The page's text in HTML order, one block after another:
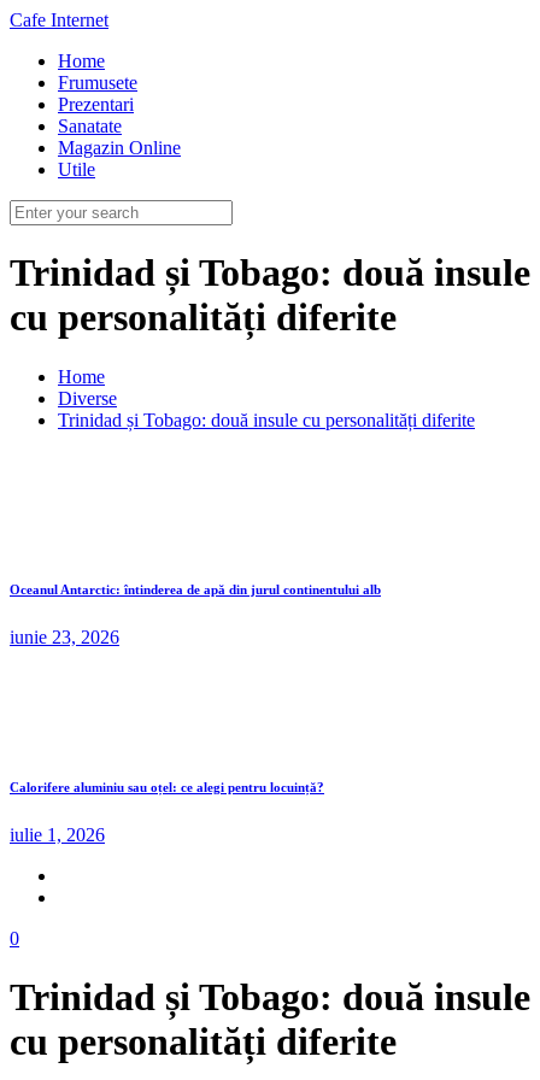
Cafe Internet
Home
Frumusete
Prezentari
Sanatate
Magazin Online
Utile
Trinidad și Tobago: două insule
cu personalități diferite
Home
Diverse
Trinidad și Tobago: două insule cu personalități diferite
Oceanul Antarctic: întinderea de apă din jurul continentului alb
iunie 23, 2026
Calorifere aluminiu sau oțel: ce alegi pentru locuință?
iulie 1, 2026
0
Trinidad și Tobago: două insule
cu personalități diferite